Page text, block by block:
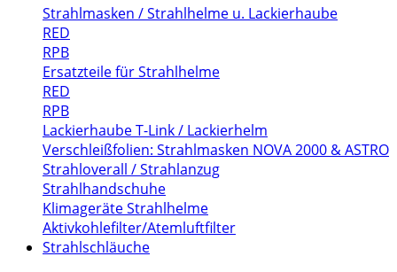
Strahlmasken / Strahlhelme u. Lackierhaube
RED
RPB
Ersatzteile für Strahlhelme
RED
RPB
Lackierhaube T-Link / Lackierhelm
Verschleißfolien: Strahlmasken NOVA 2000 & ASTRO
Strahloverall / Strahlanzug
Strahlhandschuhe
Klimageräte Strahlhelme
Aktivkohlefilter/Atemluftfilter
Strahlschläuche